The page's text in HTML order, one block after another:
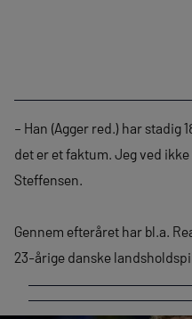
– Han (Agger red.) har stadig
det er et faktum. Jeg ved
Steffensen.
Gennem efteråret har bl.a.
23-årige danske